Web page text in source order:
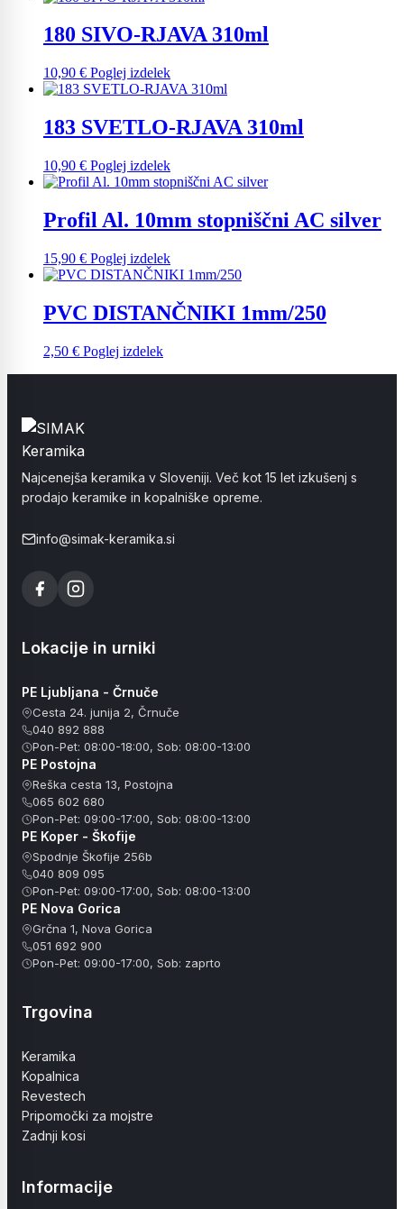
180 SIVO-RJAVA 310ml
10,90 € Poglej izdelek
183 SVETLO-RJAVA 310ml
10,90 € Poglej izdelek
Profil Al. 10mm stopniščni AC silver
15,90 € Poglej izdelek
PVC DISTANČNIKI 1mm/250
2,50 € Poglej izdelek
Najcenejša keramika v Sloveniji. Več kot 15 let izkušenj s
prodajo keramike in kopalniške opreme.
info@simak-keramika.si
Lokacije in urniki
PE Ljubljana - Črnuče
Cesta 24. junija 2, Črnuče
040 892 888
Pon-Pet: 08:00-18:00, Sob: 08:00-13:00
PE Postojna
Reška cesta 13, Postojna
065 602 680
Pon-Pet: 09:00-17:00, Sob: 08:00-13:00
PE Koper - Škofije
Spodnje Škofije 256b
040 809 095
Pon-Pet: 09:00-17:00, Sob: 08:00-13:00
PE Nova Gorica
Grčna 1, Nova Gorica
051 692 900
Pon-Pet: 09:00-17:00, Sob: zaprto
Trgovina
Keramika
Kopalnica
Revestech
Pripomočki za mojstre
Zadnji kosi
Informacije